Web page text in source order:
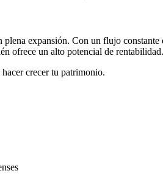
expansión. Con un flujo
ofrece un alto potencial de rentabilidad.
crecer tu patrimonio.